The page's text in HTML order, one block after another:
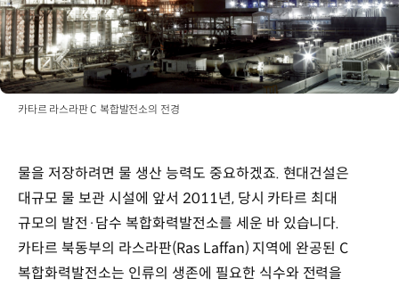
카타르 라스라판 C 복합발전소의 전경
물을 저장하려면 물 생산 능력도 중요하겠죠. 현대건설은
대규모 물 보관 시설에 앞서 2011년, 당시 카타르 최대
규모의 발전·담수 복합화력발전소를 세운 바 있습니다.
카타르 북동부의 라스라판(Ras Laffan) 지역에 완공된 C
복합화력발전소는 인류의 생존에 필요한 식수와 전력을